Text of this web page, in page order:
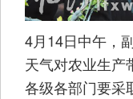
4月14日中午，
天气对农业生产
各级各部门要采